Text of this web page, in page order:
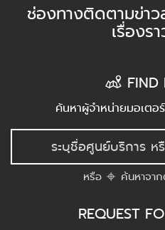
ช่องทางติดตามข่าว
เรื่องร
FIND
ค้นหาผู้จำหน่ายมอเตอ
หรือ ค้นหาจา
REQUEST